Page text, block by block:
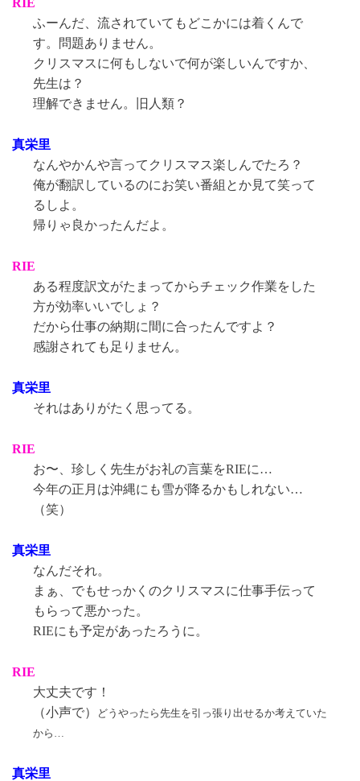
ふーんだ、流されていてもどこかには着くんで
す。問題ありません。
クリスマスに何もしないで何が楽しいんですか、
先生は？
理解できません。旧人類？
真栄里
なんやかんや言ってクリスマス楽しんでたろ？
俺が翻訳しているのにお笑い番組とか見て笑って
るしよ。
帰りゃ良かったんだよ。
RIE
ある程度訳文がたまってからチェック作業をした
方が効率いいでしょ？
だから仕事の納期に間に合ったんですよ？
感謝されても足りません。
真栄里
それはありがたく思ってる。
RIE
お〜、珍しく先生がお礼の言葉をRIEに…
今年の正月は沖縄にも雪が降るかもしれない…
（笑）
真栄里
なんだそれ。
まぁ、でもせっかくのクリスマスに仕事手伝って
もらって悪かった。
RIEにも予定があったろうに。
RIE
大丈夫です！
（小声で）
どうやったら先生を引っ張り出せるか考えていた
から…
真栄里